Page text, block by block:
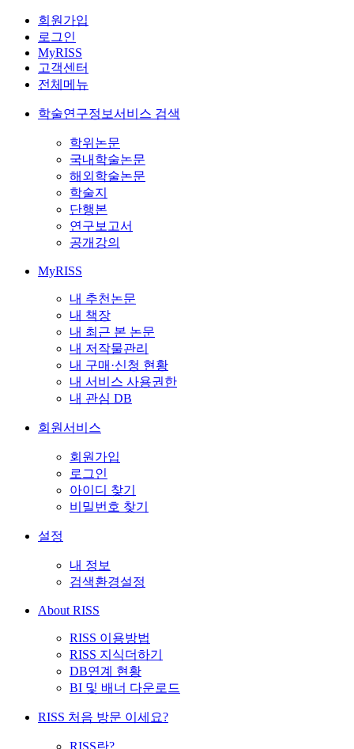
회원가입
로그인
MyRISS
고객센터
전체메뉴
학술연구정보서비스 검색
학위논문
국내학술논문
해외학술논문
학술지
단행본
연구보고서
공개강의
MyRISS
내 추천논문
내 책장
내 최근 본 논문
내 저작물관리
내 구매·신청 현황
내 서비스 사용권한
내 관심 DB
회원서비스
회원가입
로그인
아이디 찾기
비밀번호 찾기
설정
내 정보
검색환경설정
About RISS
RISS 이용방법
RISS 지식더하기
DB연계 현황
BI 및 배너 다운로드
RISS 처음 방문 이세요?
RISS란?